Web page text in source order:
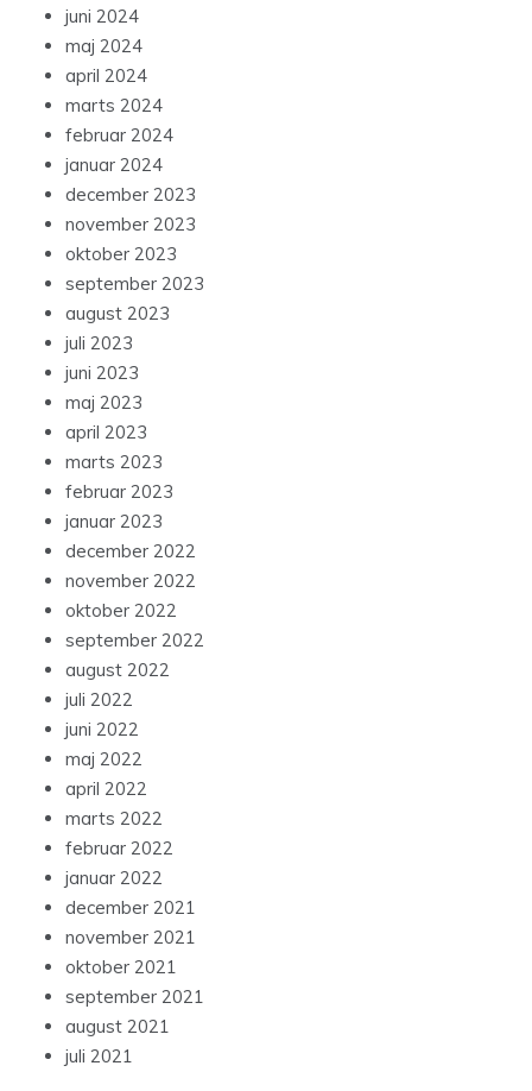
juni 2024
maj 2024
april 2024
marts 2024
februar 2024
januar 2024
december 2023
november 2023
oktober 2023
september 2023
august 2023
juli 2023
juni 2023
maj 2023
april 2023
marts 2023
februar 2023
januar 2023
december 2022
november 2022
oktober 2022
september 2022
august 2022
juli 2022
juni 2022
maj 2022
april 2022
marts 2022
februar 2022
januar 2022
december 2021
november 2021
oktober 2021
september 2021
august 2021
juli 2021